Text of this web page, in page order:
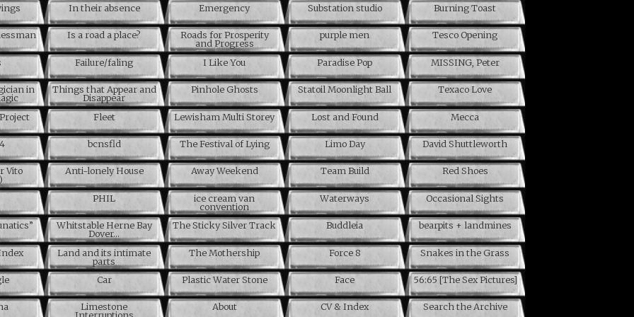
In their absence Emergency Substation studio Burning Toast
Is a road a place? Roads for Prosperity
and Progress
purple men Tesco Opening
Failure/faling I Like You Paradise Pop MISSING, Peter
in Things that Appear and
Disappear
Pinhole Ghosts Statoil Moonlight Ball Texaco Love
Fleet Lewisham Multi Storey Lost and Found Mecca
bcnsfld The Festival of Lying Limo Day David Shuttleworth
Vito Anti-lonely House Away Weekend Team Build Red Shoes
PHIL ice cream van
convention
Waterways Occasional Sights
Whitstable Herne Bay
Dover…
The Sticky Silver Track Buddleia bearpits + landmines
Land and its intimate
parts
The Mothership Force 8 Snakes in the Grass
Car Plastic Water Stone Face 56:65 [The Sex Pictures]
Limestone About CV & Index Search the Archive